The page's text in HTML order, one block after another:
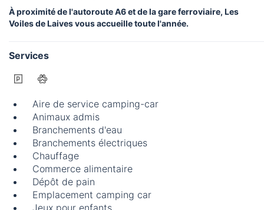
À proximité de l'autoroute A6 et de la gare ferroviaire, Les
Voiles de Laives vous accueille toute l'année.
Services
Aire de service camping-car
Animaux admis
Branchements d'eau
Branchements électriques
Chauffage
Commerce alimentaire
Dépôt de pain
Emplacement camping car